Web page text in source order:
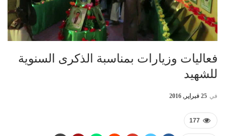
فعاليات وزيارات بمناسبة الذكرى السنوية
للشهيد
في 25 فبراير, 2016
177